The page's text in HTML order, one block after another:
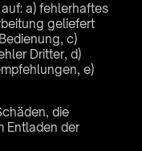
a) fehlerhaftes
geliefert
c)
Dritter, d)
e)
die
Entladen der